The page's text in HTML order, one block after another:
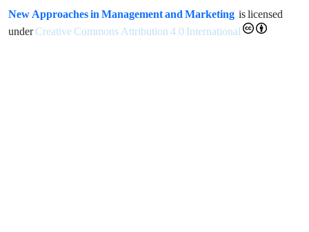
New Approaches in Management and Marketing is licensed
underCreative Commons Attribution 4.0 International